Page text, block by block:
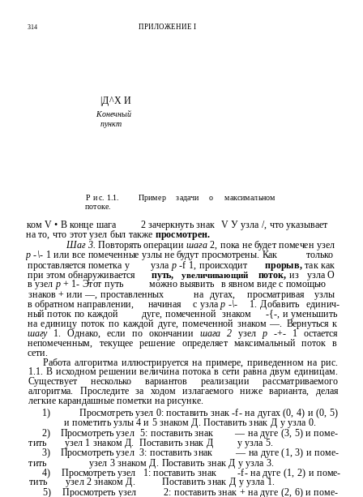
314 ПРИЛОЖЕНИЕ I
|Д^Х И
Конечный
пункт
Р и с. 1.1. Пример задачи о
максимальном
потоке.
ком V • В конце шага 2 зачеркнуть знак
V У узла /, что указывает
на то, что этот узел был также просмотрен.
Шаг 3.Повторять операциишага 2, пока не будет помечен узел
р-\- 1 или все помеченные узлы не будут просмотрены. Как
только
проставляется пометка у
узла р-f 1, происходит прорыв,так как
при этом обнаруживается
путь, увеличивающий поток, из
узла О
в узел р + 1- Этот путь можно выявить
в явном виде с помощью
знаков + или —, проставленных
на дугах, просматривая
узлы
в обратном направлении,
начиная с узлар -\- 1. Добавить
единич-
ный поток по каждой
дуге, помеченной знаком
-{-, и уменьшить
на единицу поток по каждой дуге, помеченной знаком —. Вернуться к
шагу 1. Однако, если по окончании шага 2 узел р -+- 1 остается
непомеченным, текущее решение определяет максимальный поток в
сети.
Работа алгоритма иллюстрируется на примере, приведенном на рис.
1.1. В исходном решении величина потока в сети равна двум единицам.
Существует несколько вариантов реализации рассматриваемого
алгоритма. Проследите за ходом излагаемого ниже варианта, делая
легкие карандашные пометки на рисунке.
1)
Просмотреть узел 0: поставить знак -f- на дугах (0, 4) и (0, 5)
и пометить узлы 4 и 5 знаком Д. Поставить знак Д у узла 0.
2)
Просмотреть узел 5: поставить знак
— на дуге (3, 5) и поме-
тить
узел 1 знаком Д. Поставить знак Д
у узла 5.
3)
Просмотреть узел 3: поставить знак
— на дуге (1, 3) и поме-
тить
узел 3 знаком Д. Поставить знак Д у узла 3.
4)
Просмотреть узел 1: поставить знак
-f- на дуге (1, 2) и поме-
тить
узел 2 знаком Д.
Поставить знак Д у узла 1.
5)
Просмотреть узел 2: поставить знак + на дуге (2, 6) и поме-